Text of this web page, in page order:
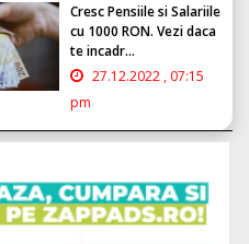
Cresc Pensiile si Salariile
cu 1000 RON. Vezi daca
te incadr...
27.12.2022 , 07:15
pm